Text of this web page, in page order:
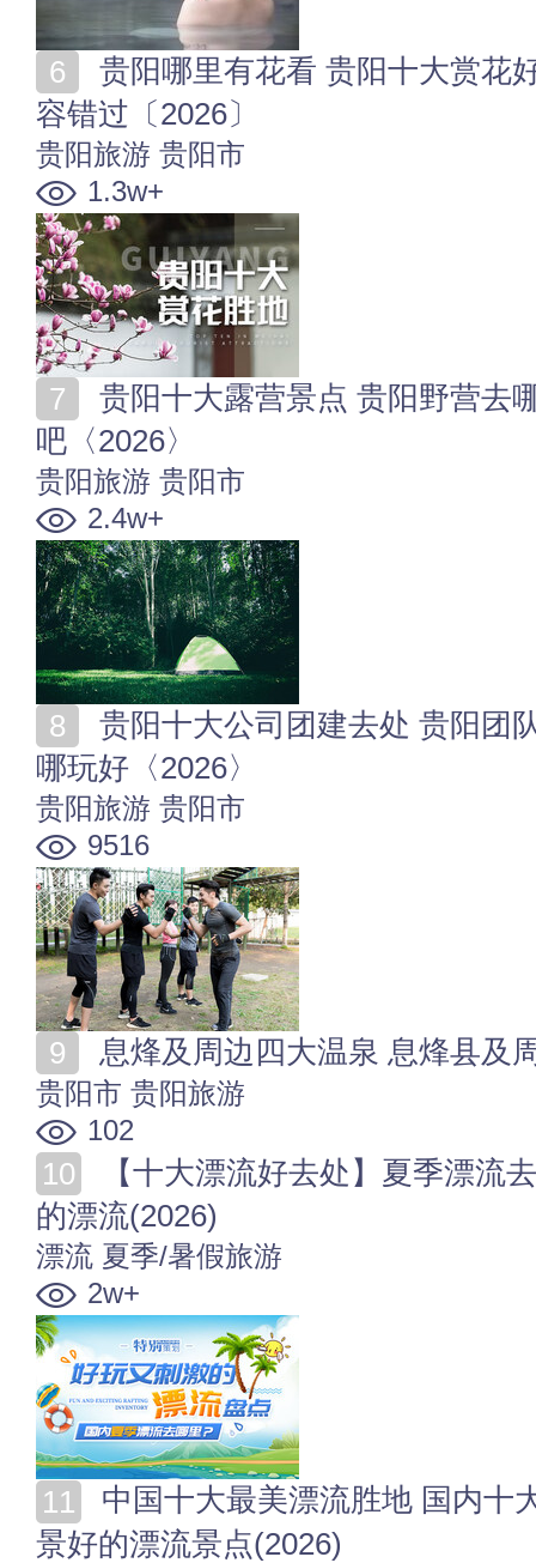
容错过〔2026〕
贵阳旅游 贵阳市
1.3w+
吧〈2026〉
贵阳旅游 贵阳市
2.4w+
哪玩好〈2026〉
贵阳旅游 贵阳市
9516
息烽及周边四大温泉 息烽县及
贵阳市 贵阳旅游
102
的漂流(2026)
漂流 夏季/暑假旅游
2w+
景好的漂流景点(2026)